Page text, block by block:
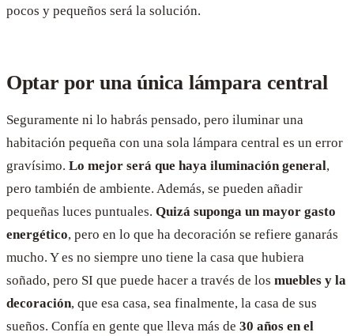
pocos y pequeños será la solución.
Optar por una única lámpara central
Seguramente ni lo habrás pensado, pero iluminar una
habitación pequeña con una sola lámpara central es un error
gravísimo. Lo mejor será que haya iluminación general,
pero también de ambiente. Además, se pueden añadir
pequeñas luces puntuales. Quizá suponga un mayor gasto
energético, pero en lo que ha decoración se refiere ganarás
mucho. Y es no siempre uno tiene la casa que hubiera
soñado, pero SI que puede hacer a través de los muebles y la
decoración, que esa casa, sea finalmente, la casa de sus
sueños. Confía en gente que lleva más de 30 años en el